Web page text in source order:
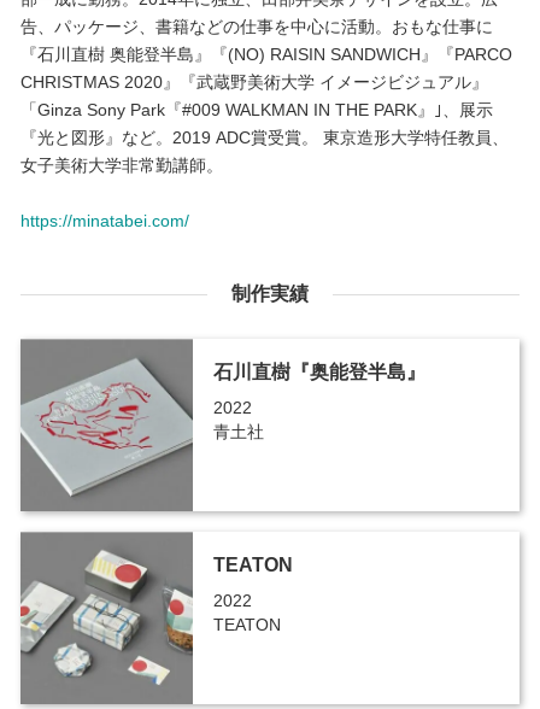
告、パッケージ、書籍などの仕事を中心に活動。おもな仕事に
『石川直樹 奥能登半島』『(NO) RAISIN SANDWICH』『PARCO
CHRISTMAS 2020』『武蔵野美術大学 イメージビジュアル』
「Ginza Sony Park『#009 WALKMAN IN THE PARK』｣、展示
『光と図形』など。2019 ADC賞受賞。 東京造形大学特任教員、
女子美術大学非常勤講師。
https://minatabei.com/
制作実績
石川直樹『奥能登半島』
2022
青土社
TEATON
2022
TEATON